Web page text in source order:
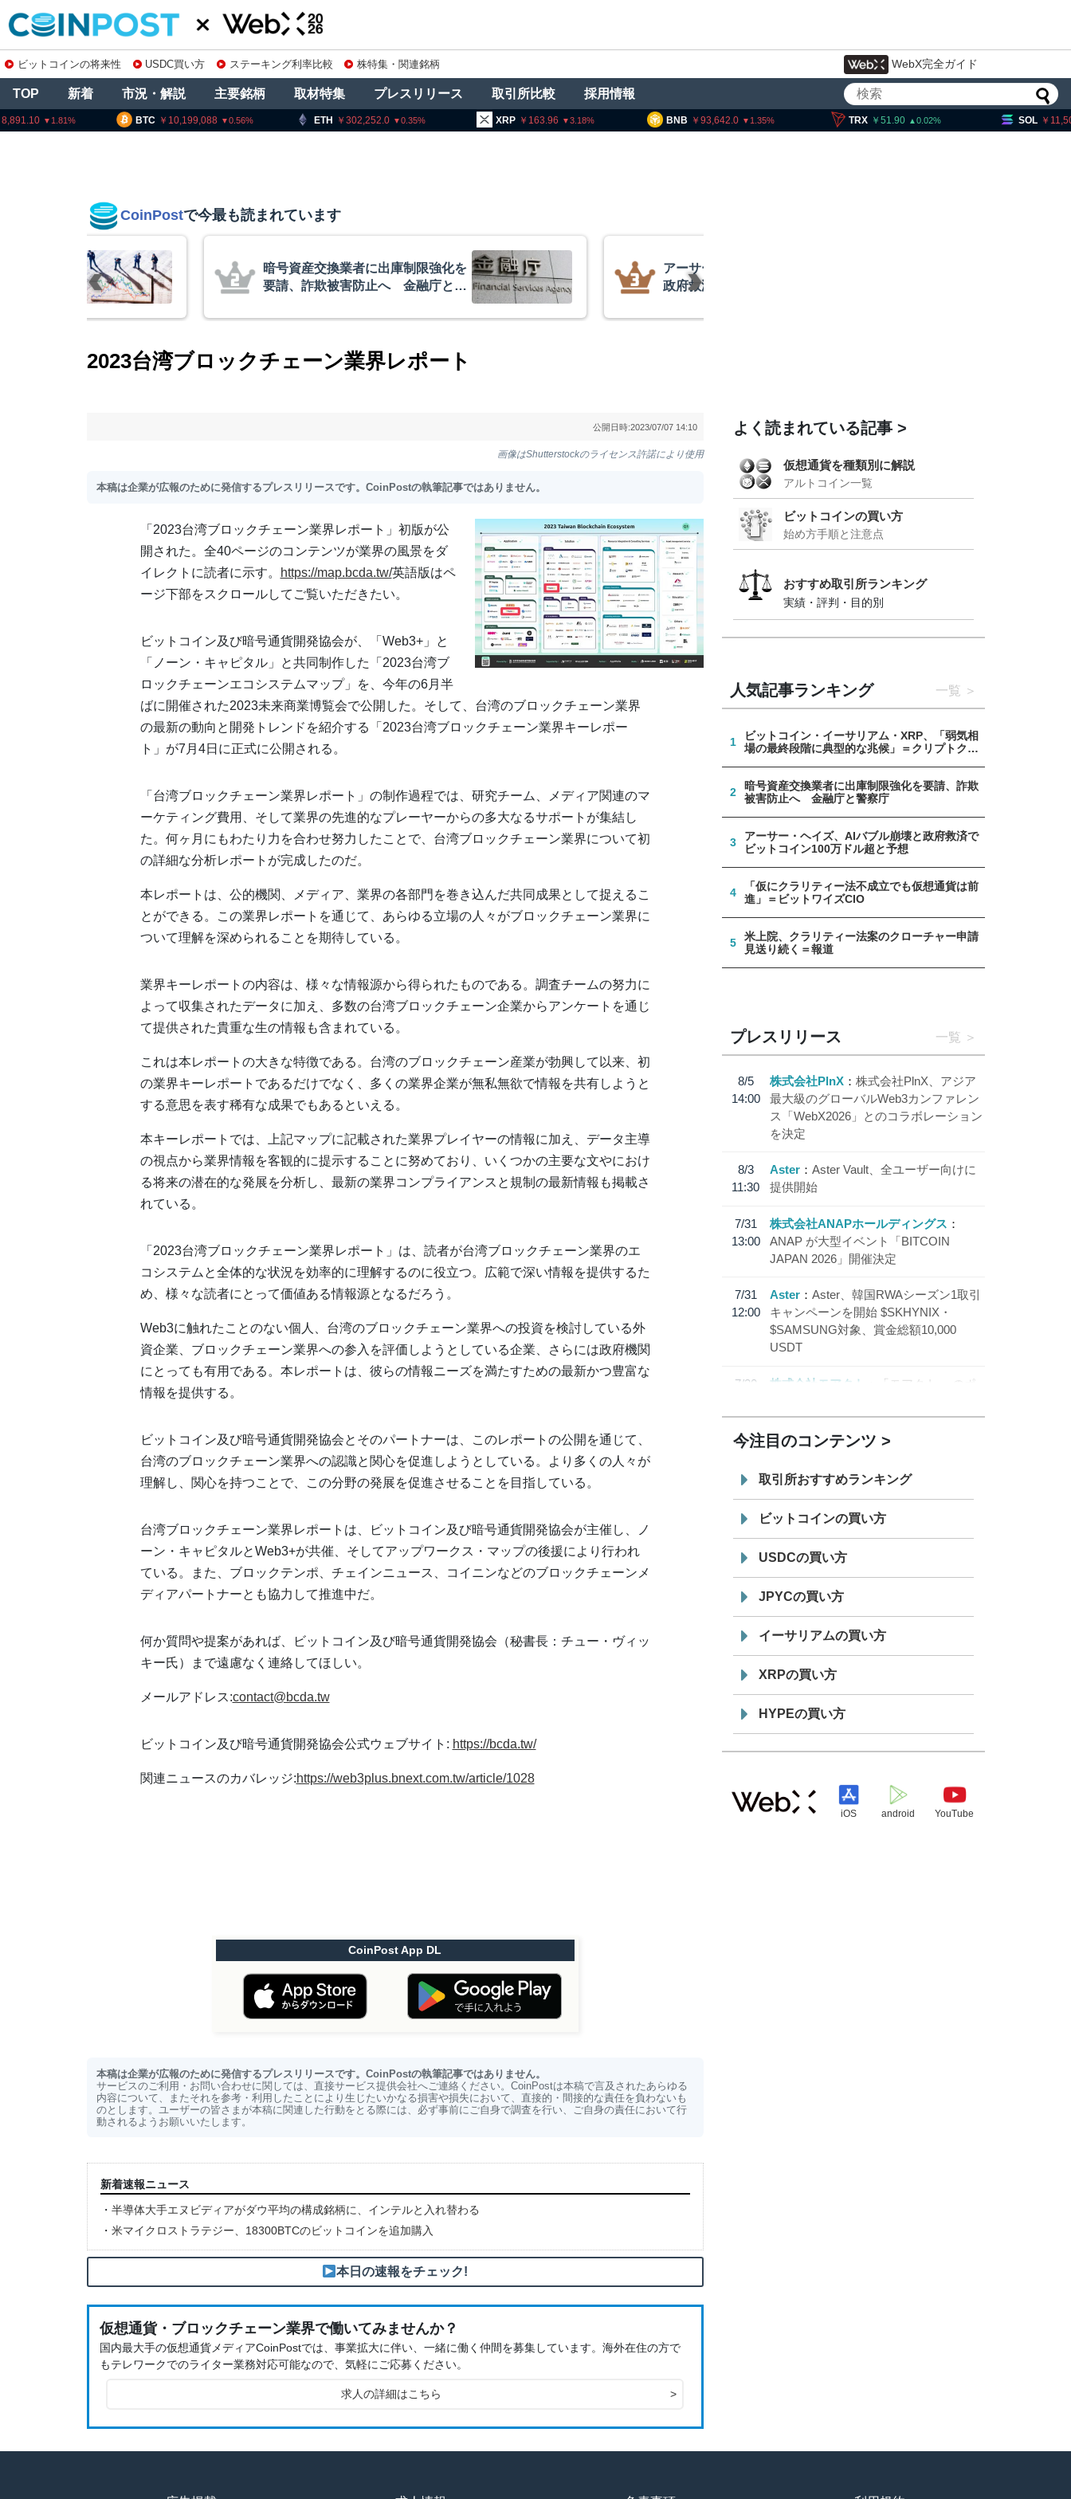
ビットコインの将来性 USDC買い方 ステーキング利率比較 株特集・関連銘柄 WebX完全ガイド
TOP 新着 市況・解説 主要銘柄 取材特集 プレスリリース 取引所比較 採用情報
BTC 10,199,088 0.56 ETH 302,252.0 0.35 XRP 163.96 3.18 BNB 93,642.0 1.35 TRX 51.90 0.02 SOL
8,891.10 1.81
CoinPostで今最も読まれています
暗号資産交換業者に出庫制限強化を
要請、詐欺被害防止へ 金融庁と警
アーサー・ヘイズ、AIバブル崩壊と
政府救済でビットコイン100万ドル
2023台湾ブロックチェーン業界レポート
公開日時:2023/07/07 14:10
画像はShutterstockのライセンス許諾により使用
本稿は企業が広報のために発信するプレスリリースです。CoinPostの執筆記事ではありません。
「2023台湾ブロックチェーン業界レポート」初版が公
開された。全40ページのコンテンツが業界の風景をダ
イレクトに読者に示す。
https://map.bcda.tw/英語版はペ
ージ下部をスクロールしてご覧いただきたい。
ビットコイン及び暗号通貨開発協会が、「Web3+」と
「ノーン・キャピタル」と共同制作した「2023台湾ブ
ロックチェーンエコシステムマップ」を、今年の6月半
ばに開催された2023未来商業博覧会で公開した。そして、台湾のブロックチェーン業界
の最新の動向と開発トレンドを紹介する「2023台湾ブロックチェーン業界キーレポー
ト」が7月4日に正式に公開される。
「台湾ブロックチェーン業界レポート」の制作過程では、研究チーム、メディア関連のマ
ーケティング費用、そして業界の先進的なプレーヤーからの多大なるサポートが集結し
た。何ヶ月にもわたり力を合わせ努力したことで、台湾ブロックチェーン業界について初
の詳細な分析レポートが完成したのだ。
本レポートは、公的機関、メディア、業界の各部門を巻き込んだ共同成果として捉えるこ
とができる。この業界レポートを通じて、あらゆる立場の人々がブロックチェーン業界に
ついて理解を深められることを期待している。
業界キーレポートの内容は、様々な情報源から得られたものである。調査チームの努力に
よって収集されたデータに加え、多数の台湾ブロックチェーン企業からアンケートを通じ
て提供された貴重な生の情報も含まれている。
これは本レポートの大きな特徴である。台湾のブロックチェーン産業が勃興して以来、初
の業界キーレポートであるだけでなく、多くの業界企業が無私無欲で情報を共有しようと
する意思を表す稀有な成果でもあるといえる。
本キーレポートでは、上記マップに記載された業界プレイヤーの情報に加え、データ主導
の視点から業界情報を客観的に提示することに努めており、いくつかの主要な文やにおけ
る将来の潜在的な発展を分析し、最新の業界コンプライアンスと規制の最新情報も掲載さ
れている。
「2023台湾ブロックチェーン業界レポート」は、読者が台湾ブロックチェーン業界のエ
コシステムと全体的な状況を効率的に理解するのに役立つ。広範で深い情報を提供するた
め、様々な読者にとって価値ある情報源となるだろう。
Web3に触れたことのない個人、台湾のブロックチェーン業界への投資を検討している外
資企業、ブロックチェーン業界への参入を評価しようとしている企業、さらには政府機関
にとっても有用である。本レポートは、彼らの情報ニーズを満たすための最新かつ豊富な
情報を提供する。
ビットコイン及び暗号通貨開発協会とそのパートナーは、このレポートの公開を通じて、
台湾のブロックチェーン業界への認識と関心を促進しようとしている。より多くの人々が
理解し、関心を持つことで、この分野の発展を促進させることを目指している。
台湾ブロックチェーン業界レポートは、ビットコイン及び暗号通貨開発協会が主催し、ノ
ーン・キャピタルとWeb3+が共催、そしてアップワークス・マップの後援により行われ
ている。また、ブロックテンポ、チェインニュース、コイニンなどのブロックチェーンメ
ディアパートナーとも協力して推進中だ。
何か質問や提案があれば、ビットコイン及び暗号通貨開発協会（秘書長：チュー・ヴィッ
キー氏）まで遠慮なく連絡してほしい。
メールアドレス:contact@bcda.tw
ビットコイン及び暗号通貨開発協会公式ウェブサイト: https://bcda.tw/
関連ニュースのカバレッジ:https://web3plus.bnext.com.tw/article/1028
CoinPost App DL
本稿は企業が広報のために発信するプレスリリースです。CoinPostの執筆記事ではありません。
サービスのご利用・お問い合わせに関しては、直接サービス提供会社へご連絡ください。CoinPostは本稿で言及されたあらゆる
内容について、またそれを参考・利用したことにより生じたいかなる損害や損失において、直接的・間接的な責任を負わないも
のとします。ユーザーの皆さまが本稿に関連した行動をとる際には、必ず事前にご自身で調査を行い、ご自身の責任において行
動されるようお願いいたします。
新着速報ニュース
・ 半導体大手エヌビディアがダウ平均の構成銘柄に、インテルと入れ替わる
・ 米マイクロストラテジー、18300BTCのビットコインを追加購入
本日の速報をチェック!
仮想通貨・ブロックチェーン業界で働いてみませんか？
国内最大手の仮想通貨メディアCoinPostでは、事業拡大に伴い、一緒に働く仲間を募集しています。海外在住の方で
もテレワークでのライター業務対応可能なので、気軽にご応募ください。
求人の詳細はこちら >
よく読まれている記事
仮想通貨を種類別に解説
アルトコイン一覧
ビットコインの買い方
始め方手順と注意点
おすすめ取引所ランキング
実績・評判・目的別
人気記事ランキング 一覧
1
ビットコイン・イーサリアム・XRP、「弱気相
場の最終段階に典型的な兆候」＝クリプトクア
2
暗号資産交換業者に出庫制限強化を要請、詐欺
被害防止へ 金融庁と警察庁
3
アーサー・ヘイズ、AIバブル崩壊と政府救済で
ビットコイン100万ドル超と予想
4
「仮にクラリティー法不成立でも仮想通貨は前
進」＝ビットワイズCIO
5
米上院、クラリティー法案のクローチャー申請
見送り続く＝報道
プレスリリース 一覧
8/5
14:00
株式会社PlnX
株式会社PlnX、アジア
最大級のグローバルWeb3カンファレン
ス「WebX2026」とのコラボレーション
を決定
8/3
11:30
Aster
Aster Vault、全ユーザー向けに
提供開始
7/31
13:00
株式会社ANAPホールディングス
ANAP が大型イベント「BITCOIN
JAPAN 2026」開催決定
7/31
12:00
Aster
Aster、韓国RWAシーズン1取引
キャンペーンを開始 $SKHYNIX・
$SAMSUNG対象、賞金総額10,000
USDT
7/30
株式会社モアクト
「モアクト」 のポ
「 JPYC」を追加
19:30
てステーブルコイン「JPYSC」徹底解
説セミナーを開催
今注目のコンテンツ
取引所おすすめランキング
ビットコインの買い方
USDCの買い方
JPYCの買い方
イーサリアムの買い方
XRPの買い方
HYPEの買い方
iOS android YouTube